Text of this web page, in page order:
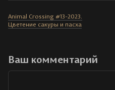
Animal Crossing #13-2023.
Цветение сакуры и пасха
Ваш комментарий